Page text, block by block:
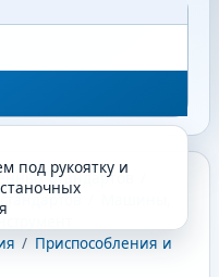
под рукоятку и
стандартов
/ Приспособления и